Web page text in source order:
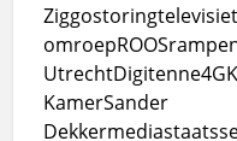
Ziggostoringtelevisie
omroepROOS
UtrechtDigitenne4G
KamerSander
Dekker